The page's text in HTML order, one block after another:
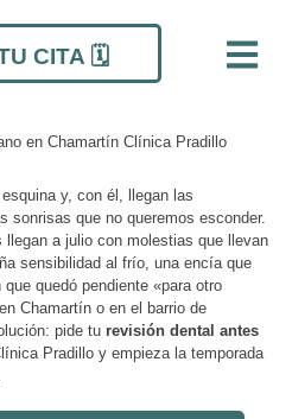
CITA 🗓️
y, con él, llegan las
que no queremos esconder.
a julio con molestias que llevan
sensibilidad al frío, una encía que
quedó pendiente «para otro
Chamartín o en el barrio de
pide tu revisión dental antes
Pradillo y empieza la temporada